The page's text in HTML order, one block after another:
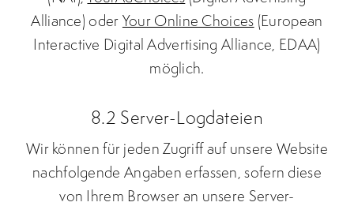
Alliance) oder Your Online Choices (European
Interactive Digital Advertising Alliance, EDAA)
möglich.
8.2 Server-Logdateien
Wir können für jeden Zugriff auf unsere Website
nachfolgende Angaben erfassen, sofern diese
von Ihrem Browser an unsere Server-